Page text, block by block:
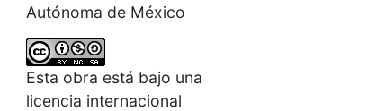
Autónoma de México
Esta obra está bajo una
licencia internacional